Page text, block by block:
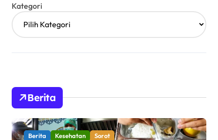
Kategori
Berita
Berita Kesehatan Sorot